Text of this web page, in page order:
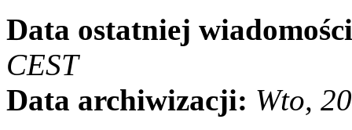
Data ostatniej
CEST
Data archiwizacji: Wto,